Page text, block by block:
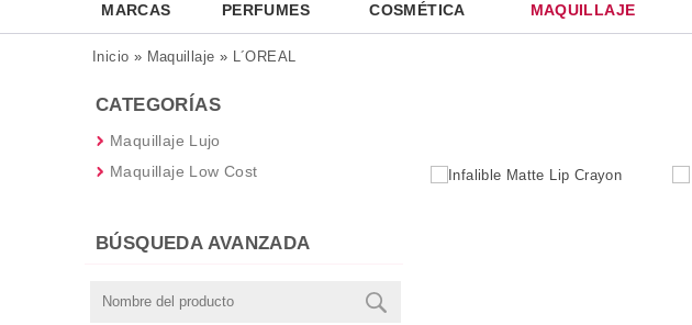
MARCAS PERFUMES COSMÉTICA MAQUILLAJE
Inicio » Maquillaje » L´OREAL
CATEGORÍAS
Maquillaje Lujo
Maquillaje Low Cost
BÚSQUEDA AVANZADA